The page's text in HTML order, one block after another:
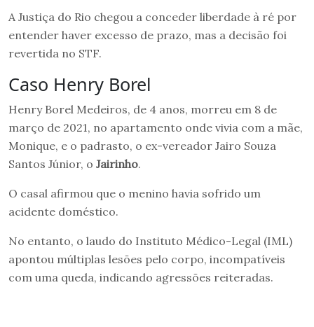
A Justiça do Rio chegou a conceder liberdade à ré por
entender haver excesso de prazo, mas a decisão foi
revertida no STF.
Caso Henry Borel
Henry Borel Medeiros, de 4 anos, morreu em 8 de
março de 2021, no apartamento onde vivia com a mãe,
Monique, e o padrasto, o ex-vereador Jairo Souza
Santos Júnior, o Jairinho.
O casal afirmou que o menino havia sofrido um
acidente doméstico.
No entanto, o laudo do Instituto Médico-Legal (IML)
apontou múltiplas lesões pelo corpo, incompatíveis
com uma queda, indicando agressões reiteradas.